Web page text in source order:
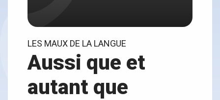
LES MAUX DE LA LANGUE
Aussi que et
autant que